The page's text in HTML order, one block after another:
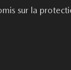
sur la